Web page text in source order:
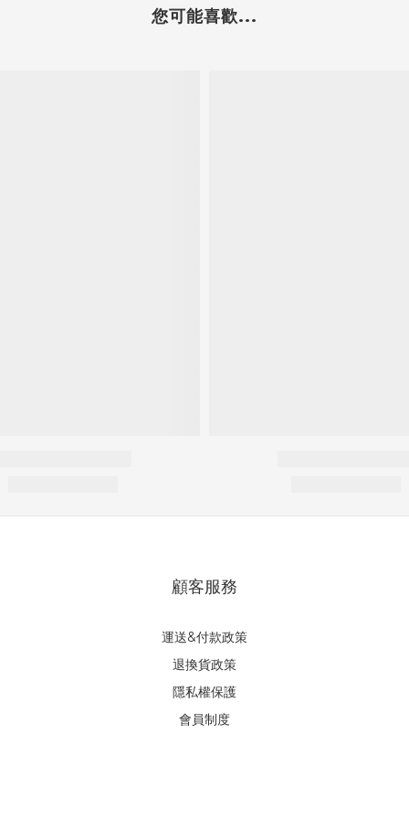
您可能喜歡...
顧客服務
運送&付款政策
退換貨政策
隱私權保護
會員制度